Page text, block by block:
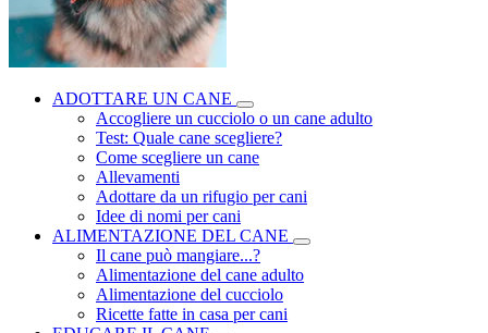
ADOTTARE UN CANE
Accogliere un cucciolo o un cane adulto
Test: Quale cane scegliere?
Come scegliere un cane
Allevamenti
Adottare da un rifugio per cani
Idee di nomi per cani
ALIMENTAZIONE DEL CANE
Il cane può mangiare...?
Alimentazione del cane adulto
Alimentazione del cucciolo
Ricette fatte in casa per cani